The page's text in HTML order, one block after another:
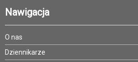
Nawigacja
O nas
Dziennikarze